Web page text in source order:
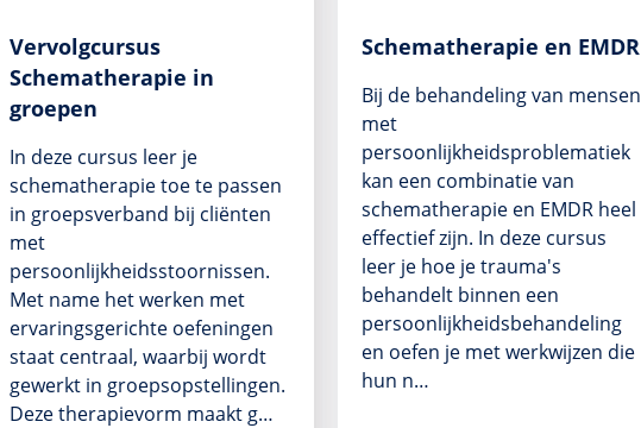
Vervolgcursus
Schematherapie in
groepen
In deze cursus leer je
schematherapie toe te passen
in groepsverband bij cliënten
met
persoonlijkheidsstoornissen.
Met name het werken met
ervaringsgerichte oefeningen
staat centraal, waarbij wordt
gewerkt in groepsopstellingen.
Deze therapievorm maakt g…
Schematherapie en EMDR
Bij de behandeling van mensen
met
persoonlijkheidsproblematiek
kan een combinatie van
schematherapie en EMDR heel
effectief zijn. In deze cursus
leer je hoe je trauma's
behandelt binnen een
persoonlijkheidsbehandeling
en oefen je met werkwijzen die
hun n…